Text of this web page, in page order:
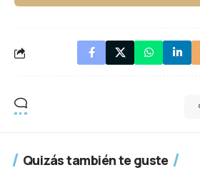
Quizás también te guste